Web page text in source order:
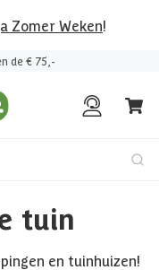
Zomer Weken!
de € 75,-
tuin
en tuinhuizen!